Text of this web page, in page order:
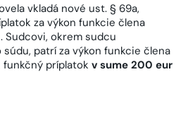
vkladá nové ust. § 69a,
za výkon funkcie člena
okrem sudcu
patrí za výkon funkcie člena
príplatok v sume 200 eur